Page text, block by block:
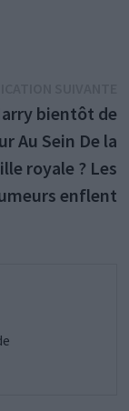
bientôt de
Au Sein De la
royale ? Les
enflent